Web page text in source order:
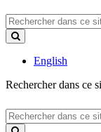
Rechercher
dans
ce
English
Rechercher dans ce
Rechercher
dans